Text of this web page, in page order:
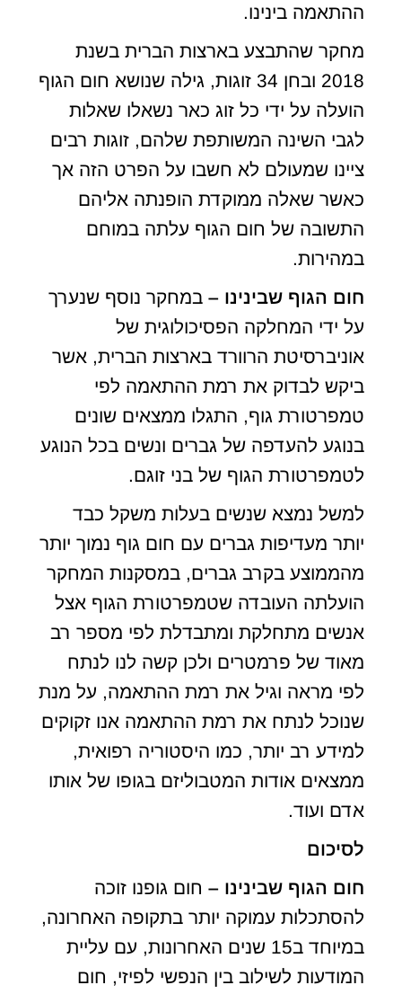
ההתאמה בינינו.
מחקר שהתבצע בארצות הברית בשנת
2018 ובחן 34 זוגות, גילה שנושא חום הגוף
הועלה על ידי כל זוג כאר נשאלו שאלות
לגבי השינה המשותפת שלהם, זוגות רבים
ציינו שמעולם לא חשבו על הפרט הזה אך
כאשר שאלה ממוקדת הופנתה אליהם
התשובה של חום הגוף עלתה במוחם
במהירות.
חום הגוף שבינינו–במחקר נוסף שנערך
על ידי המחלקה הפסיכולוגית של
אוניברסיטת הרוורד בארצות הברית, אשר
ביקש לבדוק את רמת ההתאמה לפי
טמפרטורת גוף, התגלו ממצאים שונים
בנוגע להעדפה של גברים ונשים בכל הנוגע
לטמפרטורת הגוף של בני זוגם.
למשל נמצא שנשים בעלות משקל כבד
יותר מעדיפות גברים עם חום גוף נמוך יותר
מהממוצע בקרב גברים, במסקנות המחקר
הועלתה העובדה שטמפרטורת הגוף אצל
אנשים מתחלקת ומתבדלת לפי מספר רב
מאוד של פרמטרים ולכן קשה לנו לנתח
לפי מראה וגיל את רמת ההתאמה, על מנת
שנוכל לנתח את רמת ההתאמה אנו זקוקים
למידע רב יותר, כמו היסטוריה רפואית,
ממצאים אודות המטבוליזם בגופו של אותו
אדם ועוד.
לסיכום
חום הגוף שבינינו– חום גופנו זוכה
להסתכלות עמוקה יותר בתקופה האחרונה,
במיוחד ב15 שנים האחרונות, עם עליית
המודעות לשילוב בין הנפשי לפיזי, חום